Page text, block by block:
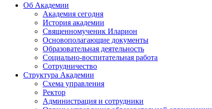
Об Академии
Академия сегодня
История академии
Священномученик Иларион
Основополагающие документы
Образовательная деятельность
Социально-воспитательная работа
Сотрудничество
Структура Академии
Схема управления
Ректор
Администрация и сотрудники